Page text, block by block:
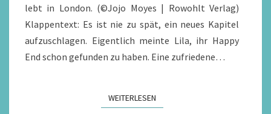
lebt in London. (©Jojo Moyes | Rowohlt Verlag)
Klappentext: Es ist nie zu spät, ein neues Kapitel
aufzuschlagen. Eigentlich meinte Lila, ihr Happy
End schon gefunden zu haben. Eine zufriedene…
WEITERLESENWEITERLESEN